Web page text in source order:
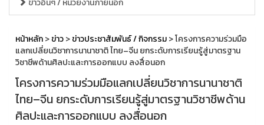
ข่าวอื่นๆ / หน่วยงานภายนอก
หน้าหลัก>ข่าว>ข่าวประชาสัมพันธ์ / กิจกรรม> โครงการความร่วมมือ
แลกเปลี่ยนวิชาการนานาชาติ ไทย–จีน ยกระดับการเรียนรู้สู่มาตรฐาน
วิชาชีพด้านศิลปะและการออกแบบ ลงสื่อนอก
โครงการความร่วมมือแลกเปลี่ยนวิชาการนานาชาติ
ไทย–จีน ยกระดับการเรียนรู้สู่มาตรฐานวิชาชีพด้าน
ศิลปะและการออกแบบ ลงสื่อนอก